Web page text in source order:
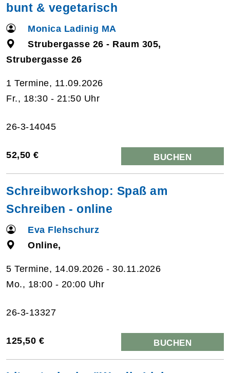
bunt & vegetarisch
Monica Ladinig MA
Strubergasse 26 - Raum 305,
Strubergasse 26
1 Termine, 11.09.2026
Fr., 18:30 - 21:50 Uhr
26-3-14045
52,50 € BUCHEN
Schreibworkshop: Spaß am
Schreiben - online
Eva Flehschurz
Online,
5 Termine, 14.09.2026 - 30.11.2026
Mo., 18:00 - 20:00 Uhr
26-3-13327
125,50 € BUCHEN